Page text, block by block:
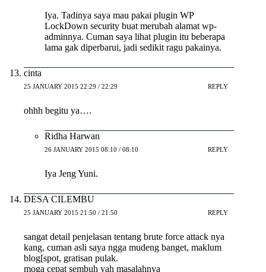
Iya. Tadinya saya mau pakai plugin WP
LockDown security buat merubah alamat wp-
adminnya. Cuman saya lihat plugin itu beberapa
lama gak diperbarui, jadi sedikit ragu pakainya.
cinta
25 JANUARY 2015 22:29 / 22:29 REPLY
ohhh begitu ya….
Ridha Harwan
26 JANUARY 2015 08:10 / 08:10 REPLY
Iya Jeng Yuni.
DESA CILEMBU
25 JANUARY 2015 21:50 / 21:50 REPLY
sangat detail penjelasan tentang brute force attack nya
kang, cuman asli saya ngga mudeng banget, maklum
blog[spot, gratisan pulak.
moga cepat sembuh yah masalahnya